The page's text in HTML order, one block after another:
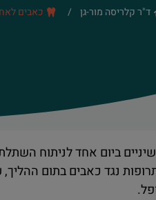
ד"ר קלריסה מור-גן / כאבים
ביום אחד לניתוח
נגד כאבים בתום